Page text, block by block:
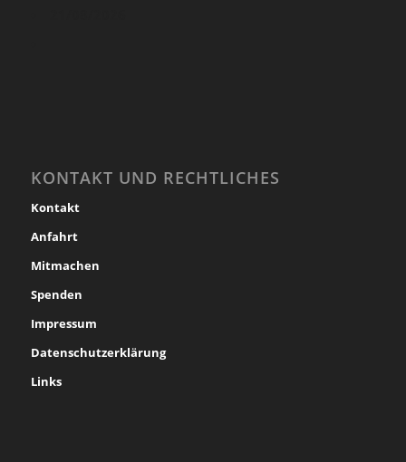
KONTAKT UND RECHTLICHES
Kontakt
Anfahrt
Mitmachen
Spenden
Impressum
Datenschutzerklärung
Links